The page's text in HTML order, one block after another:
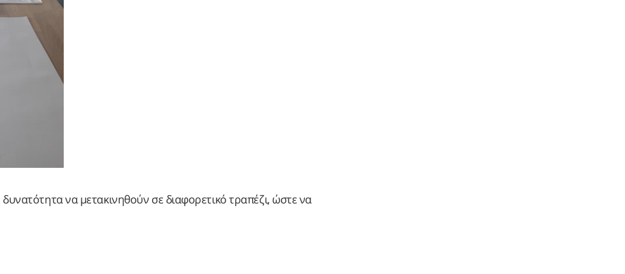
να μετακινηθούν σε διαφορετικό τραπέζι, ώστε να